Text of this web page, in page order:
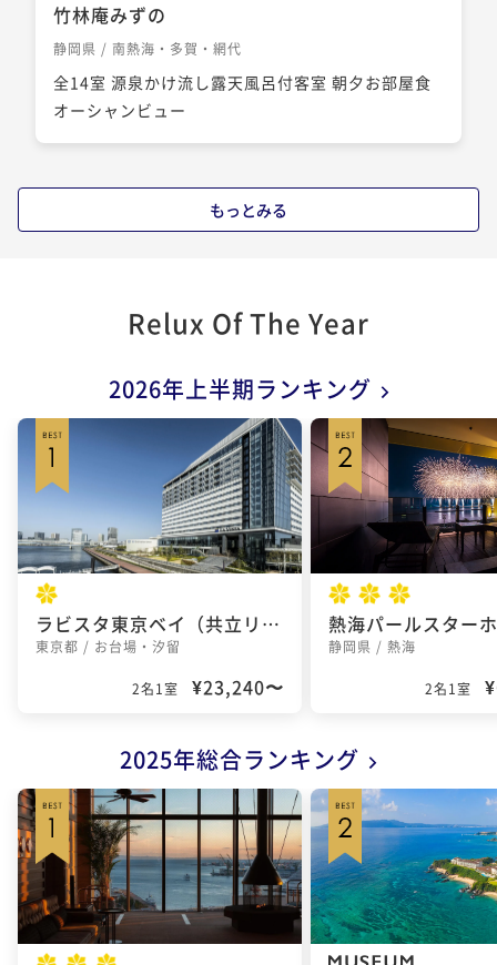
竹林庵みずの
静岡県 / 南熱海・多賀・網代
全14室 源泉かけ流し露天風呂付客室 朝夕お部屋食
オーシャンビュー
もっとみる
Relux Of The Year
2026年上半期ランキング
ラビスタ東京ベイ（共立リゾート）
東京都 / お台場・汐留
2名1室 ¥23,240〜
熱海パールスター
静岡県 / 熱海
2名1室
2025年総合ランキング